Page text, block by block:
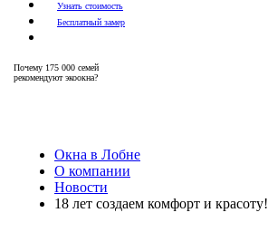
Узнать стоимость
Бесплатный замер
Почему 175 000 семей
рекомендуют экоокна?
Окна в Лобне
О компании
Новости
18 лет создаем комфорт и красоту!